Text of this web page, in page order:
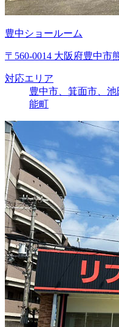
豊中ショールーム
〒560-0014 大阪府豊中市
対応エリア
豊中市、箕面市、
能町